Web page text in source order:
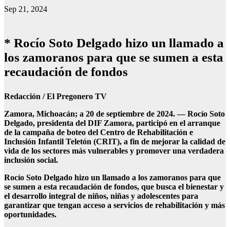
Sep 21, 2024
* Rocío Soto Delgado hizo un llamado a
los zamoranos para que se sumen a esta
recaudación de fondos
Redacción / El Pregonero TV
Zamora, Michoacán; a 20 de septiembre de 2024. — Rocío Soto
Delgado, presidenta del DIF Zamora, participó en el arranque
de la campaña de boteo del Centro de Rehabilitación e
Inclusión Infantil Teletón (CRIT), a fin de mejorar la calidad de
vida de los sectores más vulnerables y promover una verdadera
inclusión social.
Rocío Soto Delgado hizo un llamado a los zamoranos para que
se sumen a esta recaudación de fondos, que busca el bienestar y
el desarrollo integral de niños, niñas y adolescentes para
garantizar que tengan acceso a servicios de rehabilitación y más
oportunidades.